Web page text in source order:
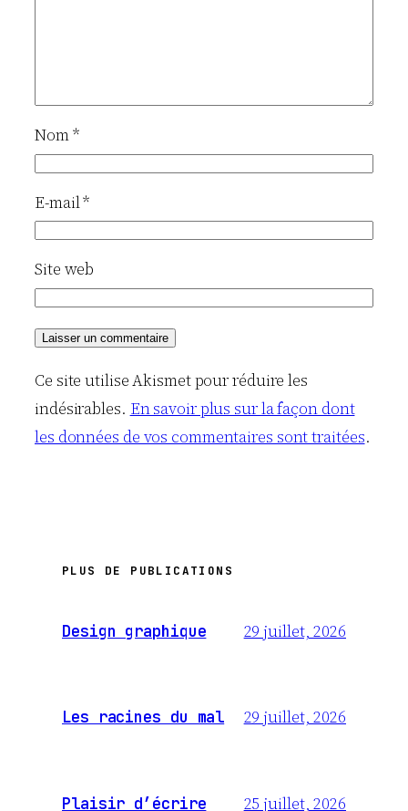
Nom*
E-mail*
Site web
Ce site utilise Akismet pour réduire les
indésirables. En savoir plus sur la façon dont
les données de vos commentaires sont traitées.
PLUS DE PUBLICATIONS
Design graphique 29 juillet, 2026
Les racines du mal 29 juillet, 2026
Plaisir d’écrire 25 juillet, 2026